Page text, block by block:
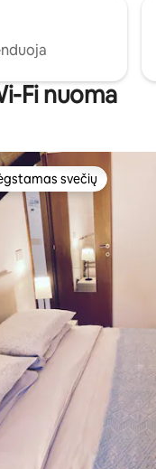
Fi nuoma
iš 5, atsiliepimų: 271
mėgstamiausias
svečių